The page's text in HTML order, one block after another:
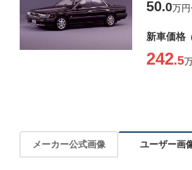
50.0万円
新車価格
242.5
メーカー公式画像 ユーザー画